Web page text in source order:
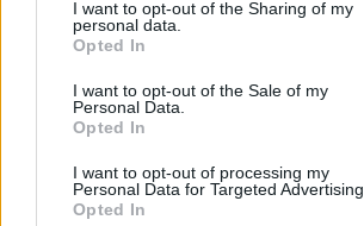
I want to opt-out of the Sharing of my
personal data.
Opted In
I want to opt-out of the Sale of my
Personal Data.
Opted In
I want to opt-out of processing my
Personal Data for Targeted Advertising.
Opted In